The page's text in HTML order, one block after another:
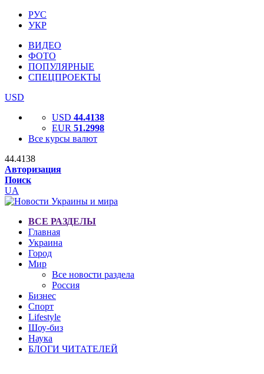
РУС
УКР
ВИДЕО
ФОТО
ПОПУЛЯРНЫЕ
СПЕЦПРОЕКТЫ
USD
USD 44.4138
EUR 51.2998
Все курсы валют
44.4138
Авторизация
Поиск
UA
ВСЕ РАЗДЕЛЫ
Главная
Украина
Город
Мир
Все новости раздела
Россия
Бизнес
Спорт
Lifestyle
Шоу-биз
Наука
БЛОГИ ЧИТАТЕЛЕЙ